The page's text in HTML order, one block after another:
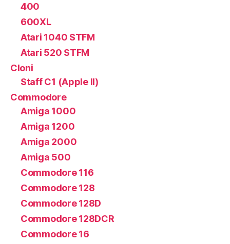
400
600XL
Atari 1040 STFM
Atari 520 STFM
Cloni
Staff C1 (Apple II)
Commodore
Amiga 1000
Amiga 1200
Amiga 2000
Amiga 500
Commodore 116
Commodore 128
Commodore 128D
Commodore 128DCR
Commodore 16